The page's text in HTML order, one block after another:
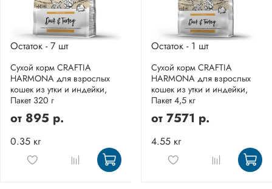
Остаток - 7 шт
Сухой корм CRAFTIA
HARMONA для взрослых
кошек из утки и индейки,
Пакет 320 г
от 895 р.
0.35 кг
Остаток - 1 шт
Сухой корм CRAFTIA
HARMONA для взрослых
кошек из утки и индейки,
Пакет 4,5 кг
от 7571 р.
4.55 кг